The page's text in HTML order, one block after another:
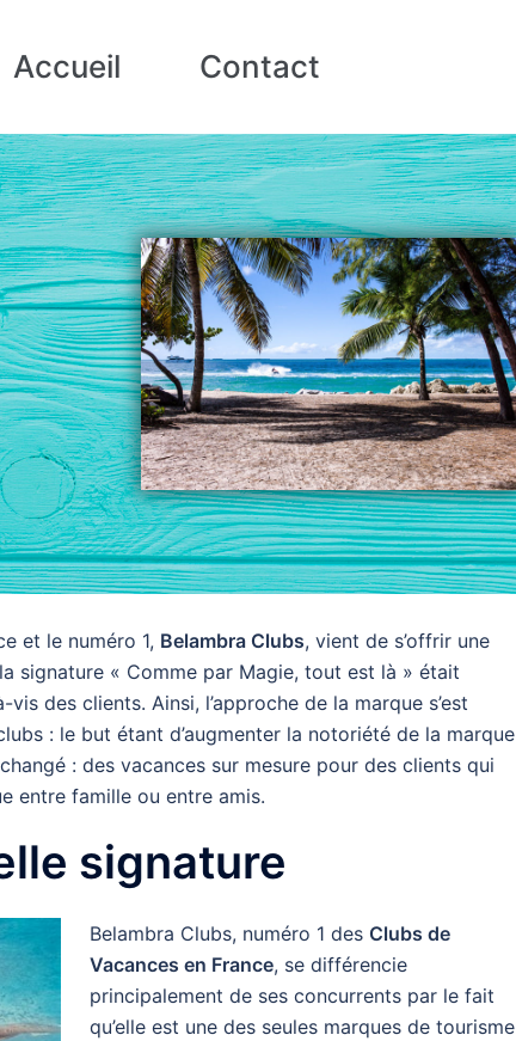
Accueil Contact
et le numéro 1, Belambra Clubs, vient de s’offrir une
signature « Comme par Magie, tout est là » était
des clients. Ainsi, l’approche de la marque s’est
: le but étant d’augmenter la notoriété de la marque
: des vacances sur mesure pour des clients qui
entre famille ou entre amis.
signature
Belambra Clubs, numéro 1 des Clubs de
Vacances en France, se différencie
principalement de ses concurrents par le fait
qu’elle est une des seules marques de tourisme